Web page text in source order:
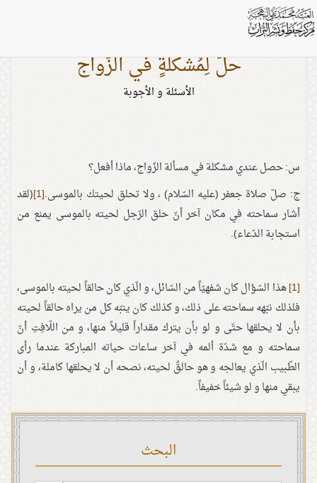
حلّ لِمُشكلةٍ في الزّواج
الأسئلة و الأجوبة
س: حصل عندي مشكلة في مسألة الزّواج، ماذا أفعل؟
ج: صلّ صلاة جعفر (عليه السّلام) ، ولا تحلق لحيتك بالموسى.[1] (لقد
أشار سماحته في مكان آخر أنّ حلق الرّجل لحيته بالموسى يمنع من
استجابة الدّعاء).
[1] هذا السّؤال كان شفهيّاً من السّائل، و الّذي كان حالقاً لحيته بالموسى،
فلذلك نبّهه سماحته على ذلك، و كذلك كان ينبّه كل من يراه حالقاً لحيته
بأن لا يحلقها حتّى و لو بأن يترك مقداراً قليلاً منها، و من اللّافِتِ أنّ
سماحته و مع شدّة ألمه في آخر ساعات حياته المباركة عندما رأى
الطّبيب الّذي يعالجه و هو حالقٌ لحيته، نصحه أن لا يحلقها كاملة، و أن
يبقي منها و لو شيئاً خفيفاً.
البحث